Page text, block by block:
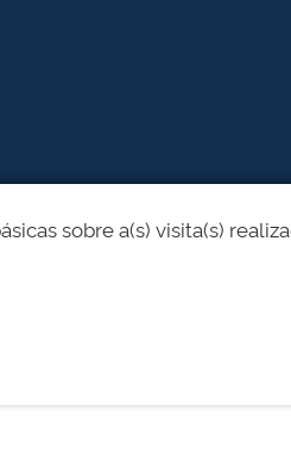
sobre a(s) visita(s)